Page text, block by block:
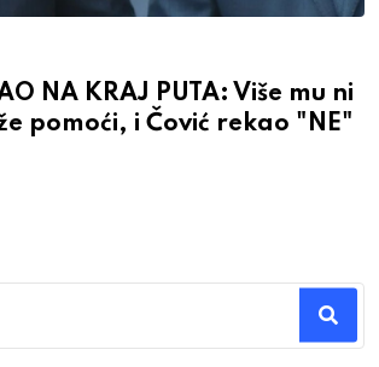
NA KRAJ PUTA: Više mu ni
pomoći, i Čović rekao "NE"
for results.